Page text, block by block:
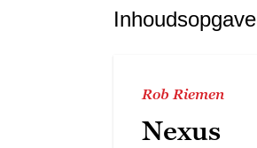
Inhoudsopgave
Rob Riemen
Nexus